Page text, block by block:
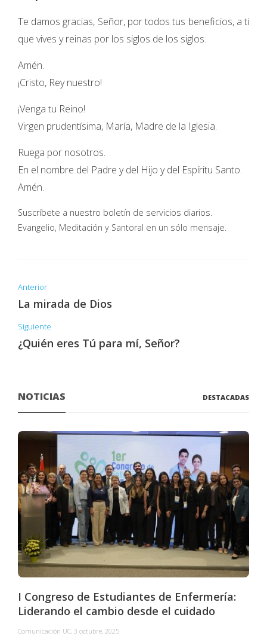
Te damos gracias, Señor, por todos tus beneficios, a ti
que vives y reinas por los siglos de los siglos.
Amén.
¡Cristo, Rey nuestro!
¡Venga tu Reino!
Virgen prudentísima, María, Madre de la Iglesia.
Ruega por nosotros.
En el nombre del Padre y del Hijo y del Espíritu Santo.
Amén.
Suscríbete a nuestro boletín de servicios diarios.
Evangelio, Meditación y Santoral en un sólo mensaje.
Anterior
La mirada de Dios
Siguiente
¿Quién eres Tú para mí, Señor?
NOTICIAS DESTACADAS
I Congreso de Estudiantes de Enfermería:
Liderando el cambio desde el cuidado
Comunicación UC, 3 octubre, 2025